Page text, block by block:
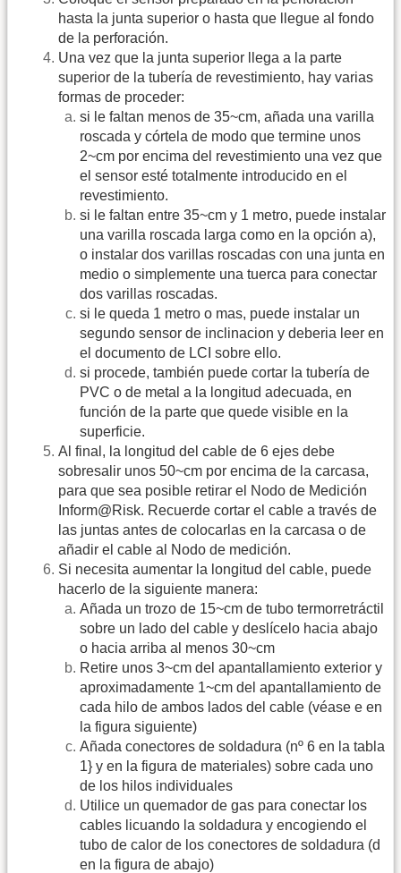
hasta la junta superior o hasta que llegue al fondo
de la perforación.
Una vez que la junta superior llega a la parte
superior de la tubería de revestimiento, hay varias
formas de proceder:
si le faltan menos de 35~cm, añada una varilla
roscada y córtela de modo que termine unos
2~cm por encima del revestimiento una vez que
el sensor esté totalmente introducido en el
revestimiento.
si le faltan entre 35~cm y 1 metro, puede instalar
una varilla roscada larga como en la opción a),
o instalar dos varillas roscadas con una junta en
medio o simplemente una tuerca para conectar
dos varillas roscadas.
si le queda 1 metro o mas, puede instalar un
segundo sensor de inclinacion y deberia leer en
el documento de LCI sobre ello.
si procede, también puede cortar la tubería de
PVC o de metal a la longitud adecuada, en
función de la parte que quede visible en la
superficie.
Al final, la longitud del cable de 6 ejes debe
sobresalir unos 50~cm por encima de la carcasa,
para que sea posible retirar el Nodo de Medición
Inform@Risk. Recuerde cortar el cable a través de
las juntas antes de colocarlas en la carcasa o de
añadir el cable al Nodo de medición.
Si necesita aumentar la longitud del cable, puede
hacerlo de la siguiente manera:
Añada un trozo de 15~cm de tubo termorretráctil
sobre un lado del cable y deslícelo hacia abajo
o hacia arriba al menos 30~cm
Retire unos 3~cm del apantallamiento exterior y
aproximadamente 1~cm del apantallamiento de
cada hilo de ambos lados del cable (véase e en
la figura siguiente)
Añada conectores de soldadura (nº 6 en la tabla
1} y en la figura de materiales) sobre cada uno
de los hilos individuales
Utilice un quemador de gas para conectar los
cables licuando la soldadura y encogiendo el
tubo de calor de los conectores de soldadura (d
en la figura de abajo)